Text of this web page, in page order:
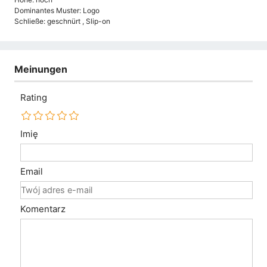
Dominantes Muster: Logo
Schließe: geschnürt , Slip-on
Meinungen
Rating
Imię
Email
Komentarz